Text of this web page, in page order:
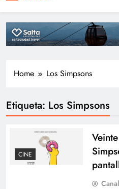
Salta,
del día
Home Los Simpsons
Etiqueta: Los Simpsons
CINE